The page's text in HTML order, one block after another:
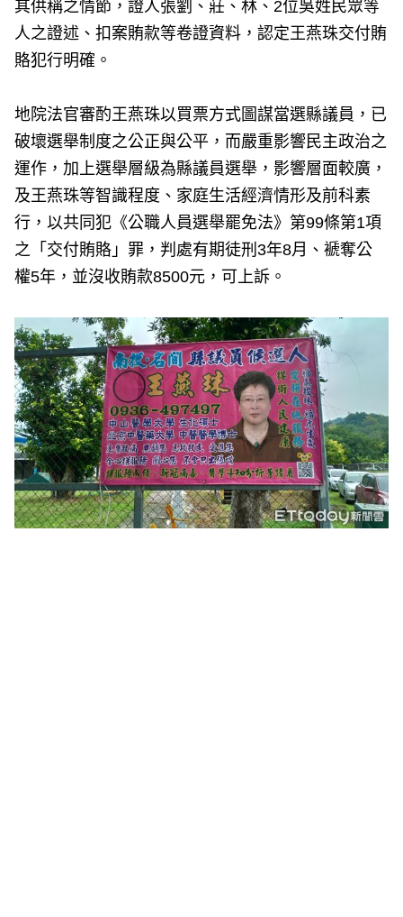
其供稱之情節，證人張劉、莊、林、2位吳姓民眾等
人之證述、扣案賄款等卷證資料，認定王燕珠交付賄
賂犯行明確。
地院法官審酌王燕珠以買票方式圖謀當選縣議員，已
破壞選舉制度之公正與公平，而嚴重影響民主政治之
運作，加上選舉層級為縣議員選舉，影響層面較廣，
及王燕珠等智識程度、家庭生活經濟情形及前科素
行，以共同犯《公職人員選舉罷免法》第99條第1項
之「交付賄賂」罪，判處有期徒刑3年8月、褫奪公
權5年，並沒收賄款8500元，可上訴。